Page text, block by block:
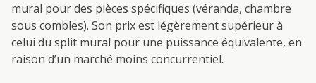
mural pour des pièces spécifiques (véranda, chambre
sous combles). Son prix est légèrement supérieur à
celui du split mural pour une puissance équivalente, en
raison d’un marché moins concurrentiel.